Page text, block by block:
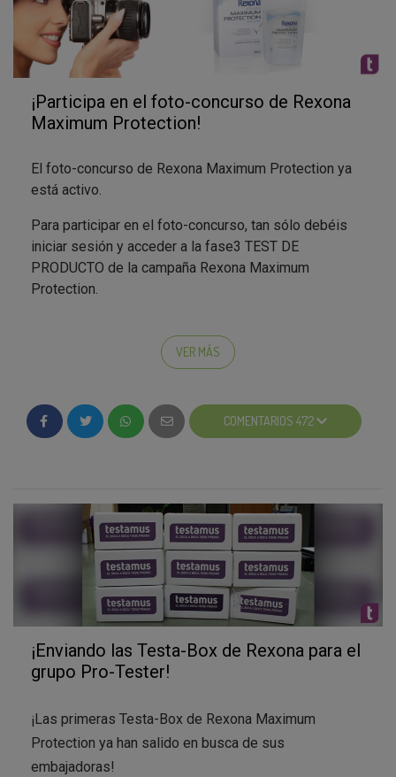
¡Participa en el foto-concurso de Rexona
Maximum Protection!
El foto-concurso de Rexona Maximum Protection ya
está activo.
Para participar en el foto-concurso, tan sólo debéis
iniciar sesión y acceder a la fase3 TEST DE
PRODUCTO de la campaña Rexona Maximum
Protection.
fotos. Además, tened en cuenta que
tiene premio! Así que, desenfudad vuestras cámaras
las 100 más votadas será la ganadora de un fabuloso
premio de Rexona.
también podéis votar por vuestra foto favorita.
¡Esperamos vuestras fotos con impaciencia!
¿Qué os está pareciendo el nuevo Maximum
Protection?
VER MÁS
COMENTARIOS 472
¡Enviando las Testa-Box de Rexona para el
grupo Pro-Tester!
¡Las primeras Testa-Box de Rexona Maximum
Protection ya han salido en busca de sus
embajadoras!